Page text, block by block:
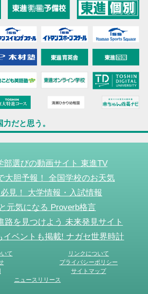
だと思う。
部選びの動画サイト 東進TV
大胆予報！ 全国学校のお天気
見！ 大学情報・入試情報
元気になる Proverb格言
路を見つけよう 未来発見サイト
イベントも掲載! ナガセ世界時計
て
リンクについて
プライバシーポリシー
サイトマップ
ニュースリリース